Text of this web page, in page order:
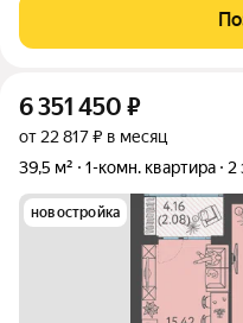
Бесплатные игровая
подростков; Широкие
6 351 450 ₽
от 22 817 ₽ в месяц
39,5 м²
1-комн. квартира 2
новостройка